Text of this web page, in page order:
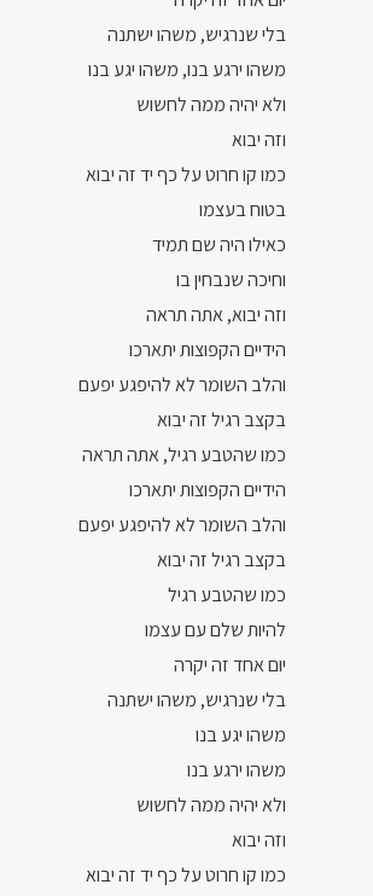
בלי שנרגיש, משהו ישתנה
משהו ירגע בנו, משהו יגע בנו
ולא יהיה ממה לחשוש
וזה יבוא
כמו קו חרוט על כף יד זה יבוא
בטוח בעצמו
כאילו היה שם תמיד
וחיכה שנבחין בו
וזה יבוא, אתה תראה
הידיים הקפוצות יתארכו
והלב השומר לא להיפגע יפעם
בקצב רגיל זה יבוא
כמו שהטבע רגיל, אתה תראה
הידיים הקפוצות יתארכו
והלב השומר לא להיפגע יפעם
בקצב רגיל זה יבוא
כמו שהטבע רגיל
להיות שלם עם עצמו
יום אחד זה יקרה
בלי שנרגיש, משהו ישתנה
משהו יגע בנו
משהו ירגע בנו
ולא יהיה ממה לחשוש
וזה יבוא
כמו קו חרוט על כף יד זה יבוא